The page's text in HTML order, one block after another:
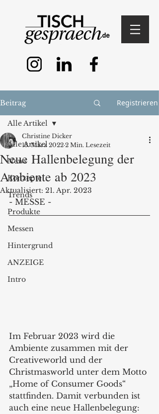
Beitrag Registrieren
Alle Artikel
News
Konzepte
Trends
Produkte
Messen
Hintergrund
ANZEIGE
Intro
Alle Artikel
Neue Hallenbelegung der
Ambiente ab 2023
Christine Dicker
13. März 2022 2 Min. Lesezeit
Aktualisiert: 21. Apr. 2023
- MESSE -
Im Februar 2023 wird die
Ambiente zusammen mit der
Creativeworld und der
Christmasworld unter dem Motto
„Home of Consumer Goods“
stattfinden. Damit verbunden ist
auch eine neue Hallenbelegung: